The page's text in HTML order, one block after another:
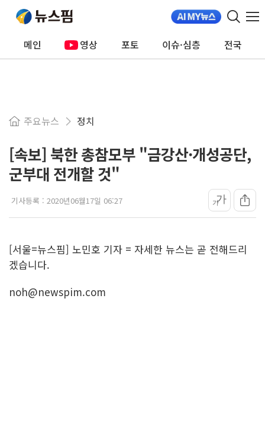
메인 영상 포토 이슈·심층 전국
주요뉴스 정치
[속보] 북한 총참모부 "금강산·개성공단,
군부대 전개할 것"
기사등록 : 2020년06월17일 06:27 가가
[서울=뉴스핌] 노민호 기자 = 자세한 뉴스는 곧 전해드리
겠습니다.
noh@newspim.com